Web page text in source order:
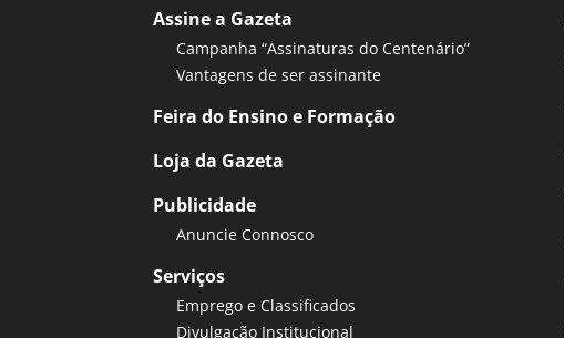
Assine a Gazeta
Campanha “Assinaturas do Centenário”
Vantagens de ser assinante
Feira do Ensino e Formação
Loja da Gazeta
Publicidade
Anuncie Connosco
Serviços
Emprego e Classificados
Divulgação Institucional